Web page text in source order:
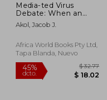
45% $ 49.83
Media-ted Virus
Debate: When an
African President
Questioned Cause of
Akol, Jacob J.
Africa World Books Pty Ltd,
Tapa Blanda, Nuevo